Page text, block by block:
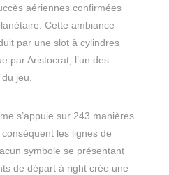
aériennes confirmées
Cette ambiance
par une slot à cylindres
par Aristocrat, l’un des
jeu.
s’appuie sur 243 manières
les lignes de
symbole se présentant
de départ à right crée une